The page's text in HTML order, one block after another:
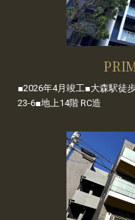
■2026年4月竣工■大森駅徒
23-6■地上14階 RC造